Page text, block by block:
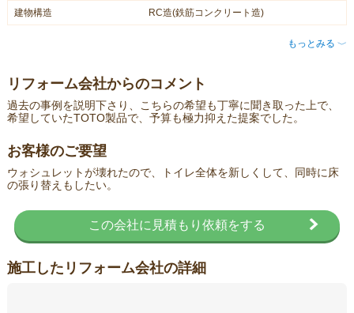
建物構造 RC造(鉄筋コンクリート造)
もっとみる 〈
リフォーム会社からのコメント
過去の事例を説明下さり、こちらの希望も丁寧に聞き取った上で、
希望していたTOTO製品で、予算も極力抑えた提案でした。
お客様のご要望
ウォシュレットが壊れたので、トイレ全体を新しくして、同時に床
の張り替えもしたい。
この会社に見積もり依頼をする
施工したリフォーム会社の詳細